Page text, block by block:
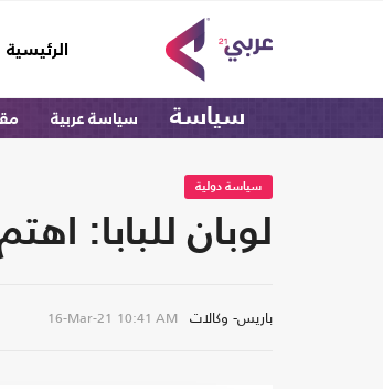
الرئيسية
(current)
سياسة سياسة عربية
سياسة دولية
لوبان للبابا:
باريس- وكالات 16-Mar-21 10:41 AM